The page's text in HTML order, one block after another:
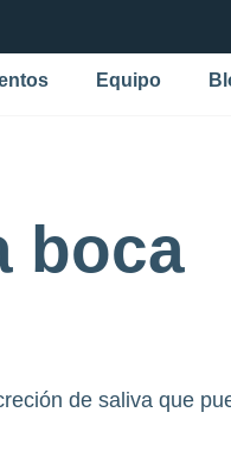
Equipo
boca
de saliva que